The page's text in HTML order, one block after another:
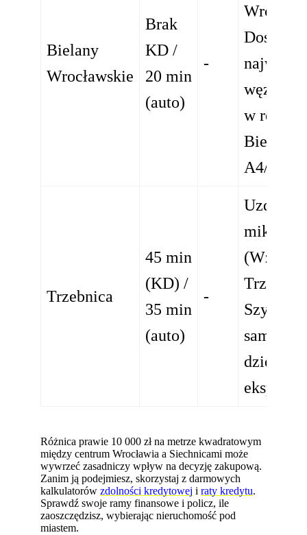
Bielany
Wrocławskie
Brak
KD /
20 min
(auto)
-
Dostęp
węzła
w
Bielany)
A4/A8
Trzebnica
45 min
(KD) /
35 min
(auto)
-
Szybki
dzięki
Różnica prawie 10 000 zł na metrze kwadratowym
między centrum Wrocławia a Siechnicami może
wywrzeć zasadniczy wpływ na decyzję zakupową.
Zanim ją podejmiesz, skorzystaj z darmowych
kalkulatorówzdolności kredytowej iraty kredytu.
Sprawdź swoje ramy finansowe i policz, ile
zaoszczędzisz, wybierając nieruchomość pod
miastem.